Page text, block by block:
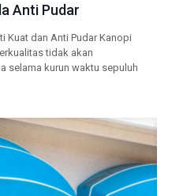
Anti Pudar
Kuat dan Anti Pudar Kanopi
tidak akan
selama kurun waktu sepuluh